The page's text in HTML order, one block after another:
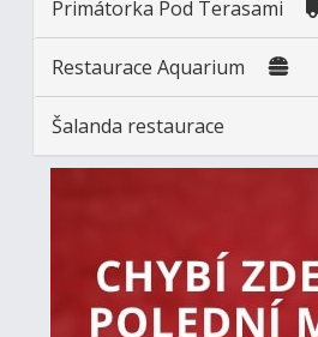
Primátorka Pod Terasami
Restaurace Aquarium
Šalanda restaurace